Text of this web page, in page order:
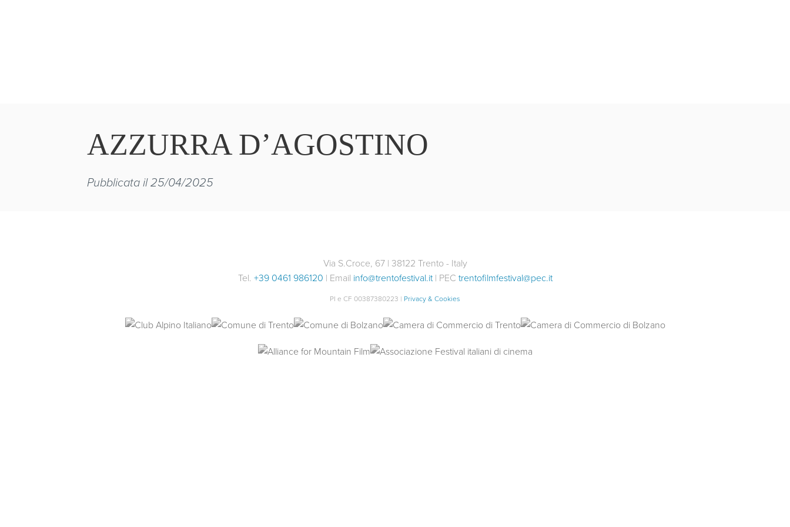
AZZURRA D’AGOSTINO
Pubblicata il 25/04/2025
Via S.Croce, 67 | 38122 Trento - Italy
Tel. +39 0461 986120 | Email info@trentofestival.it| PEC trentofilmfestival@pec.it
PI e CF 00387380223 | Privacy & Cookies